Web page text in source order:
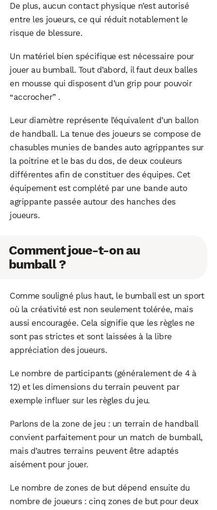
De plus, aucun contact physique n’est autorisé
entre les joueurs, ce qui réduit notablement le
risque de blessure.
Un matériel bien spécifique est nécessaire pour
jouer au bumball. Tout d’abord, il faut deux balles
en mousse qui disposent d’un grip pour pouvoir
“accrocher” .
Leur diamètre représente l’équivalent d’un ballon
de handball. La tenue des joueurs se compose de
chasubles munies de bandes auto agrippantes sur
la poitrine et le bas du dos, de deux couleurs
différentes afin de constituer des équipes. Cet
équipement est complété par une bande auto
agrippante passée autour des hanches des
joueurs.
Comment joue-t-on au
bumball ?
Comme souligné plus haut, le bumball est un sport
où la créativité est non seulement tolérée, mais
aussi encouragée. Cela signifie que les règles ne
sont pas strictes et sont laissées à la libre
appréciation des joueurs.
Le nombre de participants (généralement de 4 à
12) et les dimensions du terrain peuvent par
exemple influer sur les règles du jeu.
Parlons de la zone de jeu : un terrain de handball
convient parfaitement pour un match de bumball,
mais d’autres terrains peuvent être adaptés
aisément pour jouer.
Le nombre de zones de but dépend ensuite du
nombre de joueurs : cinq zones de but pour deux